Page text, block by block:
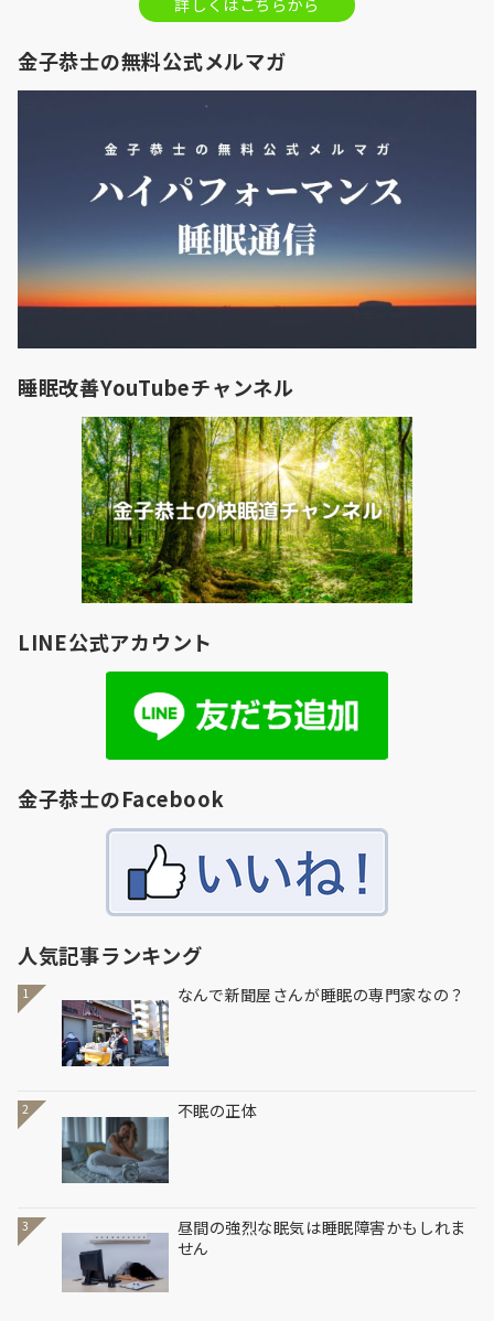
金子恭士の無料公式メルマガ
睡眠改善YouTubeチャンネル
LINE公式アカウント
金子恭士のFacebook
人気記事ランキング
1 なんで新聞屋さんが睡眠の専門家なの？
2 不眠の正体
3
昼間の強烈な眠気は睡眠障害かもしれま
せん